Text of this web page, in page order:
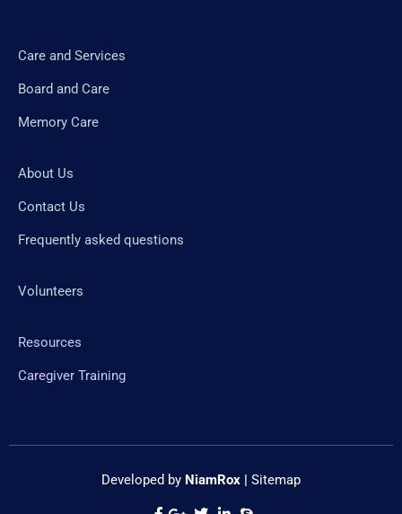
Care and Services
Board and Care
Memory Care
About Us
Contact Us
Frequently asked questions
Volunteers
Resources
Caregiver Training
Developed by NiamRox | Sitemap